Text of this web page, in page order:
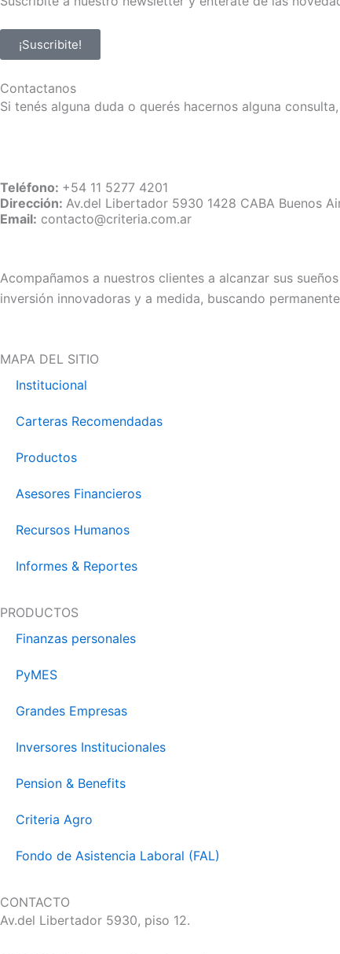
¡Suscribite!
Contactanos
Si tenés alguna duda o querés hacernos alguna
Teléfono: +54 11 5277 4201
Dirección: Av.del Libertador 5930 1428 CABA Buenos
Email: contacto@criteria.com.ar
Acompañamos a nuestros clientes a alcanzar sus
inversión innovadoras y a medida, buscando
MAPA DEL SITIO
Institucional
Carteras Recomendadas
Productos
Asesores Financieros
Recursos Humanos
Informes & Reportes
PRODUCTOS
Finanzas personales
PyMES
Grandes Empresas
Inversores Institucionales
Pension & Benefits
Criteria Agro
Fondo de Asistencia Laboral (FAL)
CONTACTO
Av.del Libertador 5930, piso 12.